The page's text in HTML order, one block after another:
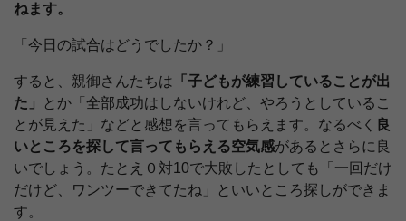
ねます。
「今日の試合はどうでしたか？」
すると、親御さんたちは 「子どもが練習していることが出
た」
とか「全部成功はしないけれど、やろうとしているこ
とが見えた」などと感想を言ってもらえます。なるべく 良
いところを探して言ってもらえる空気感があるとさらに良
いでしょう。たとえ０対10で大敗したとしても「一回だけ
だけど、ワンツーできてたね」といいところ探しができま
す。